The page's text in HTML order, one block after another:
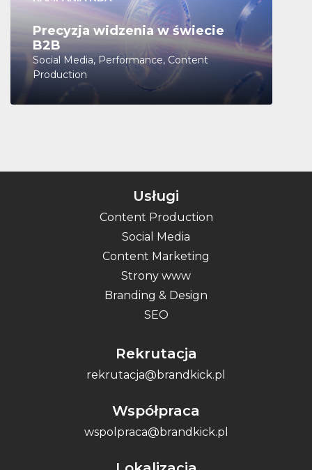
Precyzja widzenia w świecie
B2B
Social Media, Performance, Content
Production
Usługi
Content Production
Social Media
Content Marketing
Strony www
Branding & Design
SEO
Rekrutacja
rekrutacja@brandkick.pl
Współpraca
wspolpraca@brandkick.pl